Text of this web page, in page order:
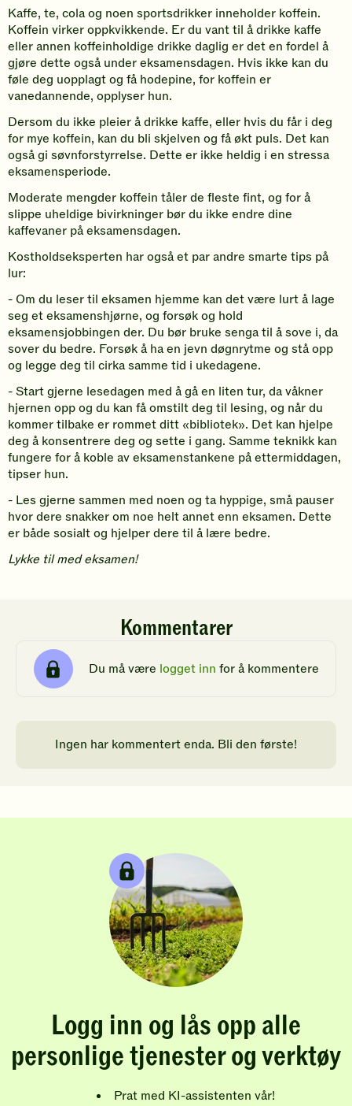
Kaffe, te, cola og noen sportsdrikker inneholder koffein.
Koffein virker oppkvikkende. Er du vant til å drikke kaffe
eller annen koffeinholdige drikke daglig er det en fordel å
gjøre dette også under eksamensdagen. Hvis ikke kan du
føle deg uopplagt og få hodepine, for koffein er
vanedannende, opplyser hun.
Dersom du ikke pleier å drikke kaffe, eller hvis du får i deg
for mye koffein, kan du bli skjelven og få økt puls. Det kan
også gi søvnforstyrrelse. Dette er ikke heldig i en stressa
eksamensperiode.
Moderate mengder koffein tåler de fleste fint, og for å
slippe uheldige bivirkninger bør du ikke endre dine
kaffevaner på eksamensdagen.
Kostholdseksperten har også et par andre smarte tips på
lur:
- Om du leser til eksamen hjemme kan det være lurt å lage
seg et eksamenshjørne, og forsøk og hold
eksamensjobbingen der. Du bør bruke senga til å sove i, da
sover du bedre. Forsøk å ha en jevn døgnrytme og stå opp
og legge deg til cirka samme tid i ukedagene.
- Start gjerne lesedagen med å gå en liten tur, da våkner
hjernen opp og du kan få omstilt deg til lesing, og når du
kommer tilbake er rommet ditt «bibliotek». Det kan hjelpe
deg å konsentrere deg og sette i gang. Samme teknikk kan
fungere for å koble av eksamenstankene på ettermiddagen,
tipser hun.
- Les gjerne sammen med noen og ta hyppige, små pauser
hvor dere snakker om noe helt annet enn eksamen. Dette
er både sosialt og hjelper dere til å lære bedre.
Lykke til med eksamen!
Kommentarer
Du må være logget inn for å kommentere
Ingen har kommentert enda. Bli den første!
Logg inn og lås opp alle
personlige tjenester og verktøy
Prat med KI-assistenten vår!